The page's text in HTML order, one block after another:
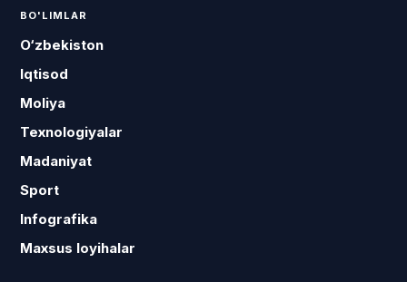
BO'LIMLAR
O‘zbekiston
Iqtisod
Moliya
Texnologiyalar
Madaniyat
Sport
Infografika
Maxsus loyihalar